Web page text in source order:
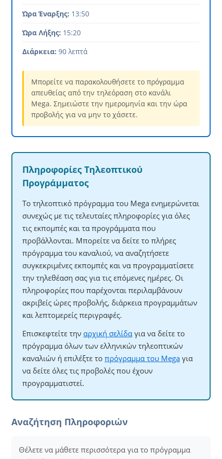
Ώρα Έναρξης: 13:50
Ώρα Λήξης: 15:20
Διάρκεια: 90 λεπτά
Μπορείτε να παρακολουθήσετε το πρόγραμμα
απευθείας από την τηλεόραση στο κανάλι
Mega. Σημειώστε την ημερομηνία και την ώρα
προβολής για να μην το χάσετε.
Πληροφορίες Τηλεοπτικού
Προγράμματος
Το τηλεοπτικό πρόγραμμα του Mega ενημερώνεται
συνεχώς με τις τελευταίες πληροφορίες για όλες
τις εκπομπές και τα προγράμματα που
προβάλλονται. Μπορείτε να δείτε το πλήρες
πρόγραμμα του καναλιού, να αναζητήσετε
συγκεκριμένες εκπομπές και να προγραμματίσετε
την τηλεθέαση σας για τις επόμενες ημέρες. Οι
πληροφορίες που παρέχονται περιλαμβάνουν
ακριβείς ώρες προβολής, διάρκεια προγραμμάτων
και λεπτομερείς περιγραφές.
Επισκεφτείτε την αρχική σελίδα για να δείτε το
πρόγραμμα όλων των ελληνικών τηλεοπτικών
καναλιών ή επιλέξτε το πρόγραμμα του Mega για
να δείτε όλες τις προβολές που έχουν
προγραμματιστεί.
Αναζήτηση Πληροφοριών
Θέλετε να μάθετε περισσότερα για το πρόγραμμα